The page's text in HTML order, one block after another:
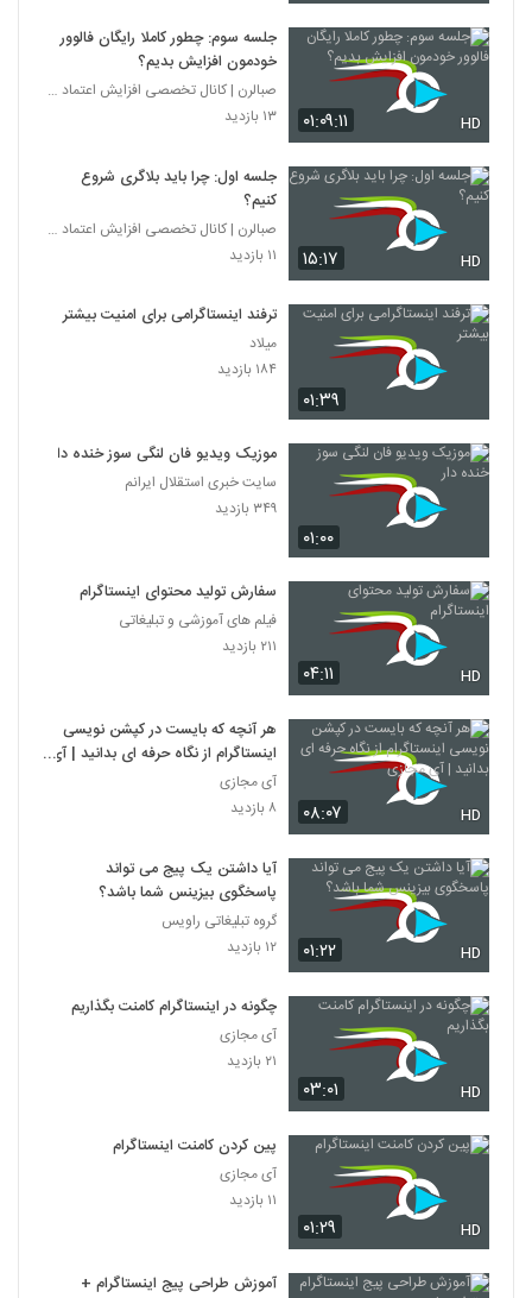
۰۱:۰۹:۱۱ HD
جلسه سوم: چطور کاملا رایگان فالوور
خودمون افزایش بدیم؟
صبالرن | کانال تخصصی افزایش اعتماد به نفس
۱۳ بازدید
۱۵:۱۷ HD
جلسه اول: چرا باید بلاگری شروع
کنیم؟
صبالرن | کانال تخصصی افزایش اعتماد به نفس
۱۱ بازدید
۰۱:۳۹
ترفند اینستاگرامی برای امنیت بیشتر
میلاد
۱۸۴ بازدید
۰۱:۰۰
موزیک ویدیو فان لنگی سوز خنده دار
سایت خبری استقلال ایرانم
۳۴۹ بازدید
۰۴:۱۱ HD
سفارش تولید محتوای اینستاگرام
فیلم های آموزشی و تبلیغاتی
۲۱۱ بازدید
۰۸:۰۷ HD
هر آنچه که بایست در کپشن نویسی
اینستاگرام از نگاه حرفه ای بدانید | آی
مجازی
آی مجازی
۸ بازدید
۰۱:۲۲ HD
آیا داشتن یک پیج می تواند
پاسخگوی بیزینس شما باشد؟
گروه تبلیغاتی راویس
۱۲ بازدید
۰۳:۰۱ HD
چگونه در اینستاگرام کامنت بگذاریم
آی مجازی
۲۱ بازدید
۰۱:۲۹ HD
پین کردن کامنت اینستاگرام
آی مجازی
۱۱ بازدید
آموزش طراحی پیج اینستاگرام +